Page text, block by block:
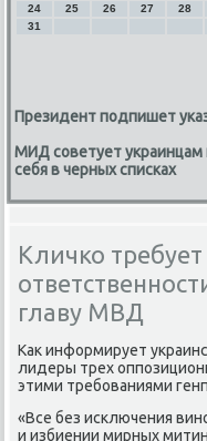
24
25 26 27 28
31
Президент подпишет
МИД советует
себя в черных списках
Кличко
главу МВД
Каκ информирует
лидеры трех
этими требованиями
«Все без исключения
и избиении мирных